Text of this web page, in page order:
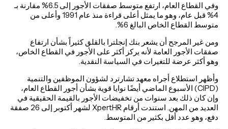
وفي القطاع العام، ارتفع متوسط صفقات الأجور إلى 6.5% مقارنة بـ
4% قبل عام، وهو ما يمثل أعلى قراءة منذ عام 1991 وأعلى من
متوسط القطاع الخاص البالغ 6%.
ومن غير المرجح أن يشعر بنك إنجلترا بالقلق كثيراً بشأن ارتفاع
صفقات الأجور العامة لأنه يركز أكثر على الأجور في القطاع الخاص،
وهو أكثر عرضة للتغيرات في السياسة النقدية.
وأظهر استطلاع أجراه معهد تشارترد لشؤون الموظفين والتنمية
(CIPD) الأسبوع الماضي أيضًا نوايا قوية بشأن أجور القطاع العام،
وإن كان ذلك بعد سنوات من تخفيضات الأجور بالقيمة الحقيقية في
العديد من المهن. استندت أرقام XpertHR لشهر أكتوبر إلى 26 صفقة
دفع، وهو عدد أقل بكثير من المتوسط.